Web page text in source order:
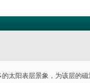
太阳表层景象，为该层的